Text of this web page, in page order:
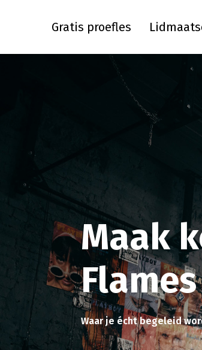
Gratis proefles
Maak
Waar je écht begeleid